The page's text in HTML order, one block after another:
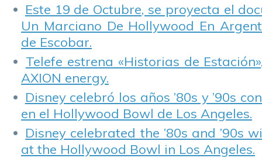
Este 19 de Octubre, se proyecta el
Un Marciano De Hollywood En
de Escobar.
Telefe estrena «Historias de
AXION energy.
Disney celebró los años ’80s y ’90s
en el Hollywood Bowl de Los Angeles.
Disney celebrated the ’80s and ’90s
at the Hollywood Bowl in Los Angeles.